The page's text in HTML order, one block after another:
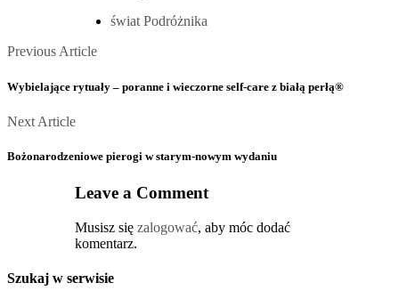
świat Podróżnika
Posts
navigation
Previous ArticlePrevious
Wybielające rytuały – poranne i wieczorne self-care z białą perłą®
Next ArticleNext
Bożonarodzeniowe pierogi w starym-nowym wydaniu
Leave a Comment
Musisz się zalogować, aby móc dodać
komentarz.
Szukaj w serwisie